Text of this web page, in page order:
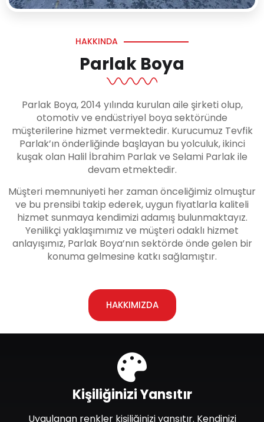
HAKKINDA
Parlak Boya
Parlak Boya, 2014 yılında kurulan aile şirketi olup,
otomotiv ve endüstriyel boya sektöründe
müşterilerine hizmet vermektedir. Kurucumuz Tevfik
Parlak’ın önderliğinde başlayan bu yolculuk, ikinci
kuşak olan Halil İbrahim Parlak ve Selami Parlak ile
devam etmektedir.
Müşteri memnuniyeti her zaman önceliğimiz olmuştur
ve bu prensibi takip ederek, uygun fiyatlarla kaliteli
hizmet sunmaya kendimizi adamış bulunmaktayız.
Yenilikçi yaklaşımımız ve müşteri odaklı hizmet
anlayışımız, Parlak Boya’nın sektörde önde gelen bir
konuma gelmesine katkı sağlamıştır.
HAKKIMIZDA
Kişiliğinizi Yansıtır
Uygulanan renkler kişiliğinizi yansıtır. Kendinizi